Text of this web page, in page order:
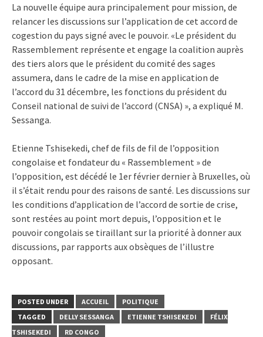
La nouvelle équipe aura principalement pour mission, de
relancer les discussions sur l’application de cet accord de
cogestion du pays signé avec le pouvoir. «Le président du
Rassemblement représente et engage la coalition auprès
des tiers alors que le président du comité des sages
assumera, dans le cadre de la mise en application de
l’accord du 31 décembre, les fonctions du président du
Conseil national de suivi de l’accord (CNSA) », a expliqué M.
Sessanga.
Etienne Tshisekedi, chef de fils de fil de l’opposition
congolaise et fondateur du « Rassemblement » de
l’opposition, est décédé le 1er février dernier à Bruxelles, où
il s’était rendu pour des raisons de santé. Les discussions sur
les conditions d’application de l’accord de sortie de crise,
sont restées au point mort depuis, l’opposition et le
pouvoir congolais se tiraillant sur la priorité à donner aux
discussions, par rapports aux obsèques de l’illustre
opposant.
POSTED UNDER ACCUEIL
POLITIQUE
TAGGED
DELLY SESSANGA ETIENNE TSHISEKEDI
FÉLIX
TSHISEKEDI
RD CONGO